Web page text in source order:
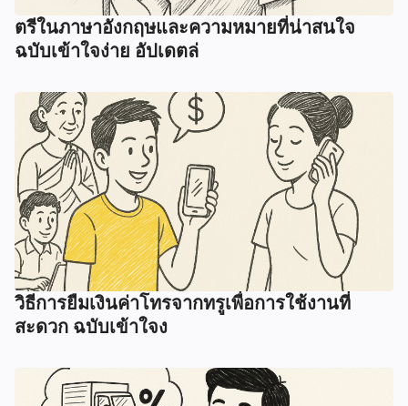
ตรีในภาษาอังกฤษและความหมายที่น่าสนใจ
ฉบับเข้าใจง่าย อัปเดตล่
วิธีการยืมเงินค่าโทรจากทรูเพื่อการใช้งานที่
สะดวก ฉบับเข้าใจง